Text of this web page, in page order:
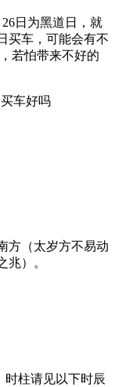
日为黑道日，就
买车，可能会有不
若怕带来不好的
方（太岁方不易动
兆）。
时柱请见以下时辰